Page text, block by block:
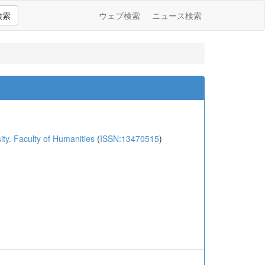
索 ウェブ検索 ニュース検索
Faculty of Humanities (ISSN:13470515)